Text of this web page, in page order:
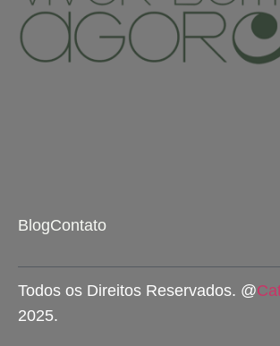
BlogContato
Todos os Direitos Reservados. @
2025.